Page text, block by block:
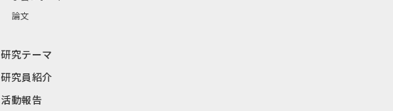
論文
研究テーマ
研究員紹介
活動報告